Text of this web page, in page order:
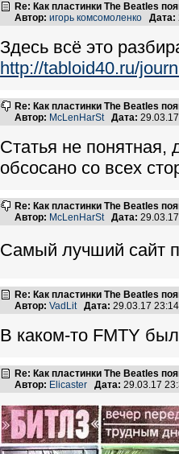
Re: Как пластинки The Beatles
Автор: игорь комсомоленко Дата:
Здесь всё это
http://tabloid40.ru/
Re: Как пластинки The Beatles
Автор: McLenHarSt Дата:
Статья не понятная,
обсосано со всех
Re: Как пластинки The Beatles
Автор: McLenHarSt Дата:
Самый лучший сайт
Re: Как пластинки The Beatles
Автор: VadLit Дата: 29.03.17
В каком-то FMTY
Re: Как пластинки The Beatles
Автор: Elicaster Дата: 29.03.17